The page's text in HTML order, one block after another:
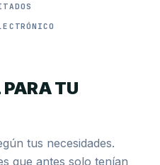
PARA TU
tus necesidades.
que antes solo tenían